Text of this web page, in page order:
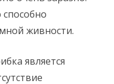
способно
живности.
является